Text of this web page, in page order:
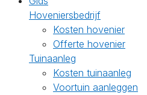
Hoveniersbedrijf
Kosten hovenier
Offerte hovenier
Tuinaanleg
Kosten tuinaanleg
Voortuin aanleggen